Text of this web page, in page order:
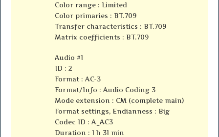
Color range : Limited
Color primaries : BT.709
Transfer characteristics : BT.709
Matrix coefficients : BT.709
Audio #1
ID : 2
Format : AC-3
Format/Info : Audio Coding 3
Mode extension : CM (complete main)
Format settings, Endianness : Big
Codec ID : A_AC3
Duration : 1 h 31 min